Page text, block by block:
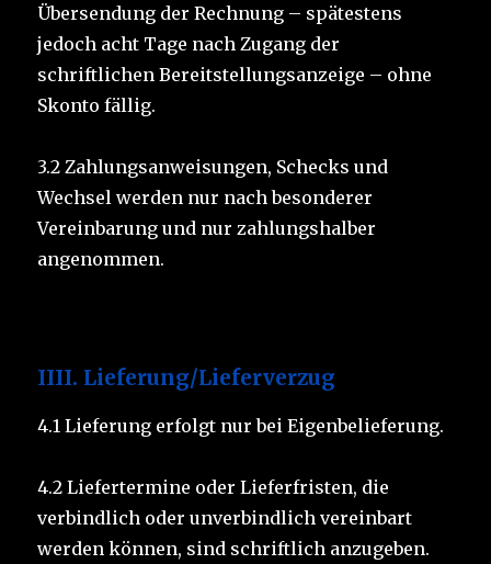
Übersendung der Rechnung – spätestens
jedoch acht Tage nach Zugang der
schriftlichen Bereitstellungsanzeige – ohne
Skonto fällig.
3.2 Zahlungsanweisungen, Schecks und
Wechsel werden nur nach besonderer
Vereinbarung und nur zahlungshalber
angenommen.
IIII. Lieferung/Lieferverzug
4.1 Lieferung erfolgt nur bei Eigenbelieferung.
4.2 Liefertermine oder Lieferfristen, die
verbindlich oder unverbindlich vereinbart
werden können, sind schriftlich anzugeben.